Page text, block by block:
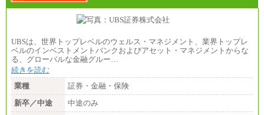
UBSは、世界トップレベルのウェルス・マネジメント、業界トップレ
ベルのインベストメントバンクおよびアセット・マネジメントからな
る、グローバルな金融グルー…
続きを読む
業種
証券・金融・保険
新卒／中途
中途のみ